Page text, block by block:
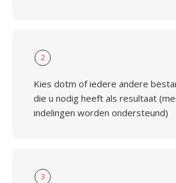
2
Kies dotm of iedere andere
die u nodig heeft als resultaat
indelingen worden ondersteund)
3